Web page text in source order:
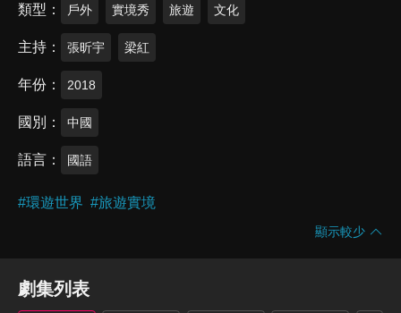
類型 戶外 實境秀 旅遊 文化
主持 張昕宇 梁紅
年份 2018
國別 中國
語言 國語
#環遊世界 #旅遊實境
顯示較少
劇集列表